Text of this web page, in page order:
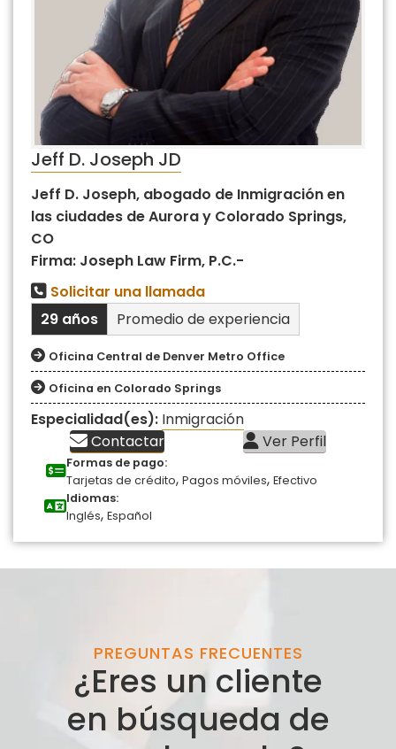
Jeff D. Joseph JD
Jeff D. Joseph, abogado de Inmigración en
las ciudades de Aurora y Colorado Springs,
CO
Firma: Joseph Law Firm, P.C.-
Solicitar una llamada
29 años
Promedio de experiencia
Oficina Central de Denver Metro Office
Oficina en Colorado Springs
Especialidad(es): Inmigración
Contactar
Ver Perfil
Formas de pago:
Tarjetas de crédito, Pagos móviles, Efectivo
Idiomas:
Inglés, Español
PREGUNTAS FRECUENTES
¿Eres un cliente
en búsqueda de